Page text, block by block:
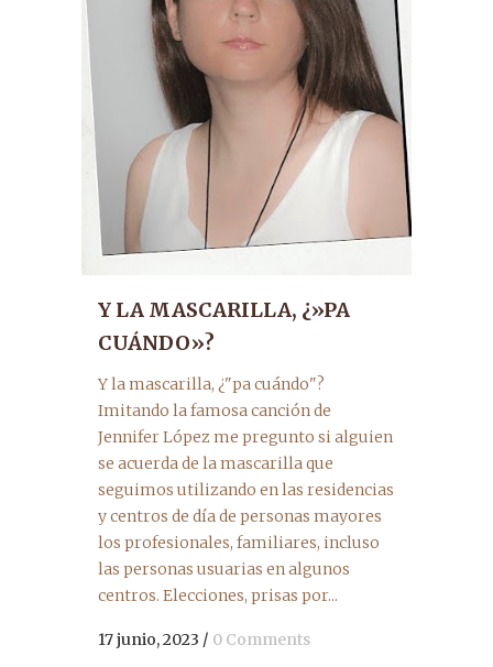
Y LA MASCARILLA, ¿»PA
CUÁNDO»?
Y la mascarilla, ¿"pa cuándo"?
Imitando la famosa canción de
Jennifer López me pregunto si alguien
se acuerda de la mascarilla que
seguimos utilizando en las residencias
y centros de día de personas mayores
los profesionales, familiares, incluso
las personas usuarias en algunos
centros. Elecciones, prisas por...
17 junio, 2023 / 0 Comments